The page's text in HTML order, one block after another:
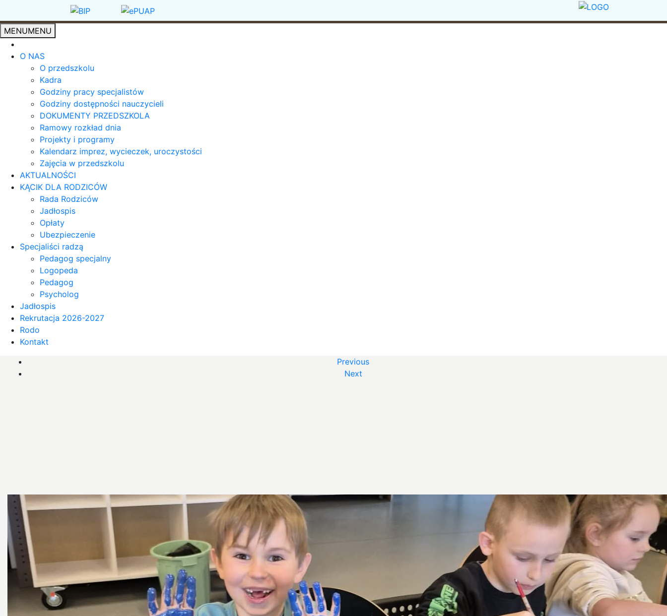
MENUMENU
O NAS
O przedszkolu
Kadra
Godziny pracy specjalistów
Godziny dostępności nauczycieli
DOKUMENTY PRZEDSZKOLA
Ramowy rozkład dnia
Projekty i programy
Kalendarz imprez, wycieczek, uroczystości
Zajęcia w przedszkolu
AKTUALNOŚCI
KĄCIK DLA RODZICÓW
Rada Rodziców
Jadłospis
Opłaty
Ubezpieczenie
Specjaliści radzą
Pedagog specjalny
Logopeda
Pedagog
Psycholog
Jadłospis
Rekrutacja 2026-2027
Rodo
Kontakt
Previous
Next